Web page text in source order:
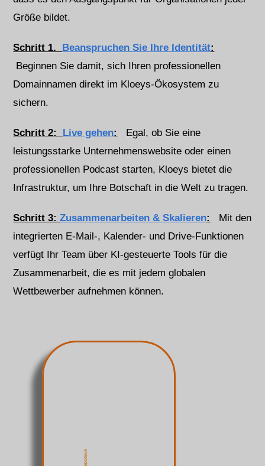
Größe bildet.
Schritt 1. Beanspruchen Sie Ihre Identität:
Beginnen Sie damit, sich Ihren professionellen
Domainnamen direkt im Kloeys-Ökosystem zu
sichern.
Schritt 2: Live gehen:
Egal, ob Sie eine
leistungsstarke Unternehmenswebsite oder einen
professionellen Podcast starten, Kloeys bietet die
Infrastruktur, um Ihre Botschaft in die Welt zu tragen.
Schritt 3:Zusammenarbeiten & Skalieren:
Mit den
integrierten E-Mail-, Kalender- und Drive-Funktionen
verfügt Ihr Team über KI-gesteuerte Tools für die
Zusammenarbeit, die es mit jedem globalen
Wettbewerber aufnehmen können.